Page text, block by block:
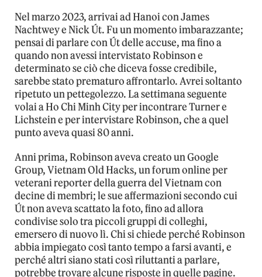
Nel marzo 2023, arrivai ad Hanoi con James
Nachtwey e Nick Út. Fu un momento imbarazzante;
pensai di parlare con Út delle accuse, ma fino a
quando non avessi intervistato Robinson e
determinato se ciò che diceva fosse credibile,
sarebbe stato prematuro affrontarlo. Avrei soltanto
ripetuto un pettegolezzo. La settimana seguente
volai a Ho Chi Minh City per incontrare Turner e
Lichstein e per intervistare Robinson, che a quel
punto aveva quasi 80 anni.
Anni prima, Robinson aveva creato un Google
Group, Vietnam Old Hacks, un forum online per
veterani reporter della guerra del Vietnam con
decine di membri; le sue affermazioni secondo cui
Út non aveva scattato la foto, fino ad allora
condivise solo tra piccoli gruppi di colleghi,
emersero di nuovo lì. Chi si chiede perché Robinson
abbia impiegato così tanto tempo a farsi avanti, e
perché altri siano stati così riluttanti a parlare,
potrebbe trovare alcune risposte in quelle pagine.